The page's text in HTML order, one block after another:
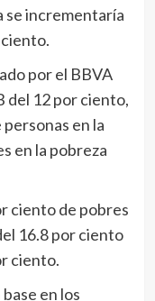
se incrementaría
por el BBVA
del 12 por ciento,
en la
en la pobreza
ciento de pobres
16.8 por ciento
ciento.
en los